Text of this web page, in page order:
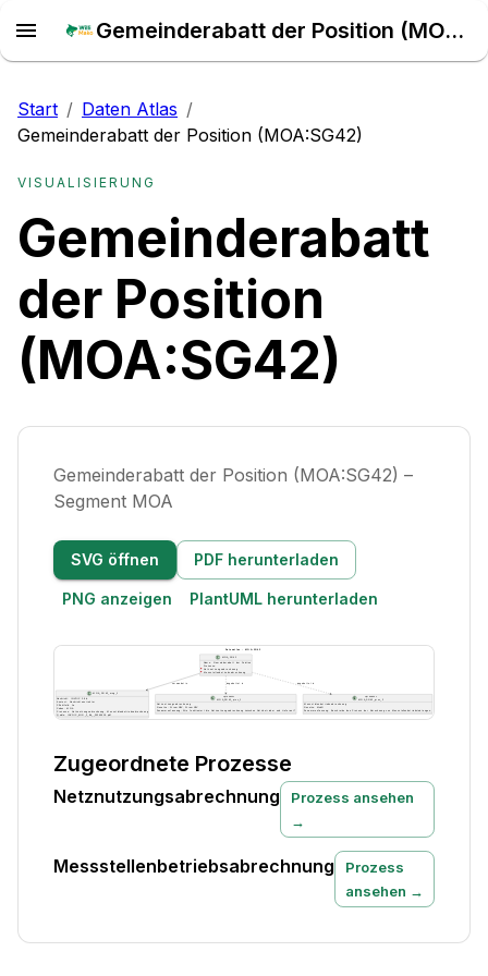
Gemeinderabatt der Position (MOA:SG42) – Daten Atlas
Start / Daten Atlas /
Gemeinderabatt der Position (MOA:SG42)
VISUALISIERUNG
Gemeinderabatt
der Position
(MOA:SG42)
Gemeinderabatt der Position (MOA:SG42) –
Segment MOA
SVG öffnen PDF herunterladen
PNG anzeigen PlantUML herunterladen
Zugeordnete Prozesse
Netznutzungsabrechnung
Prozess ansehen
→
Messstellenbetriebsabrechnung
Prozess
ansehen →